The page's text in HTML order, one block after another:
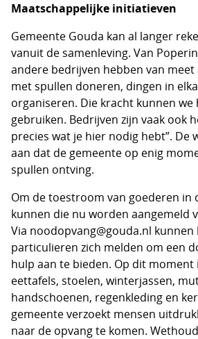
Maatschappelijke initiatieven
Gemeente Gouda kan al langer
vanuit de samenleving. Van
andere bedrijven hebben van meet
met spullen doneren, dingen in
organiseren. Die kracht kunnen we
gebruiken. Bedrijven zijn vaak ook
precies wat je hier nodig hebt”. De
aan dat de gemeente op enig
spullen ontving.
Om de toestroom van goederen in
kunnen die nu worden aangemeld
Via noodopvang@gouda.nl kunnen
particulieren zich melden om een
hulp aan te bieden. Op dit moment
eettafels, stoelen, winterjassen,
handschoenen, regenkleding en
gemeente verzoekt mensen
naar de opvang te komen.